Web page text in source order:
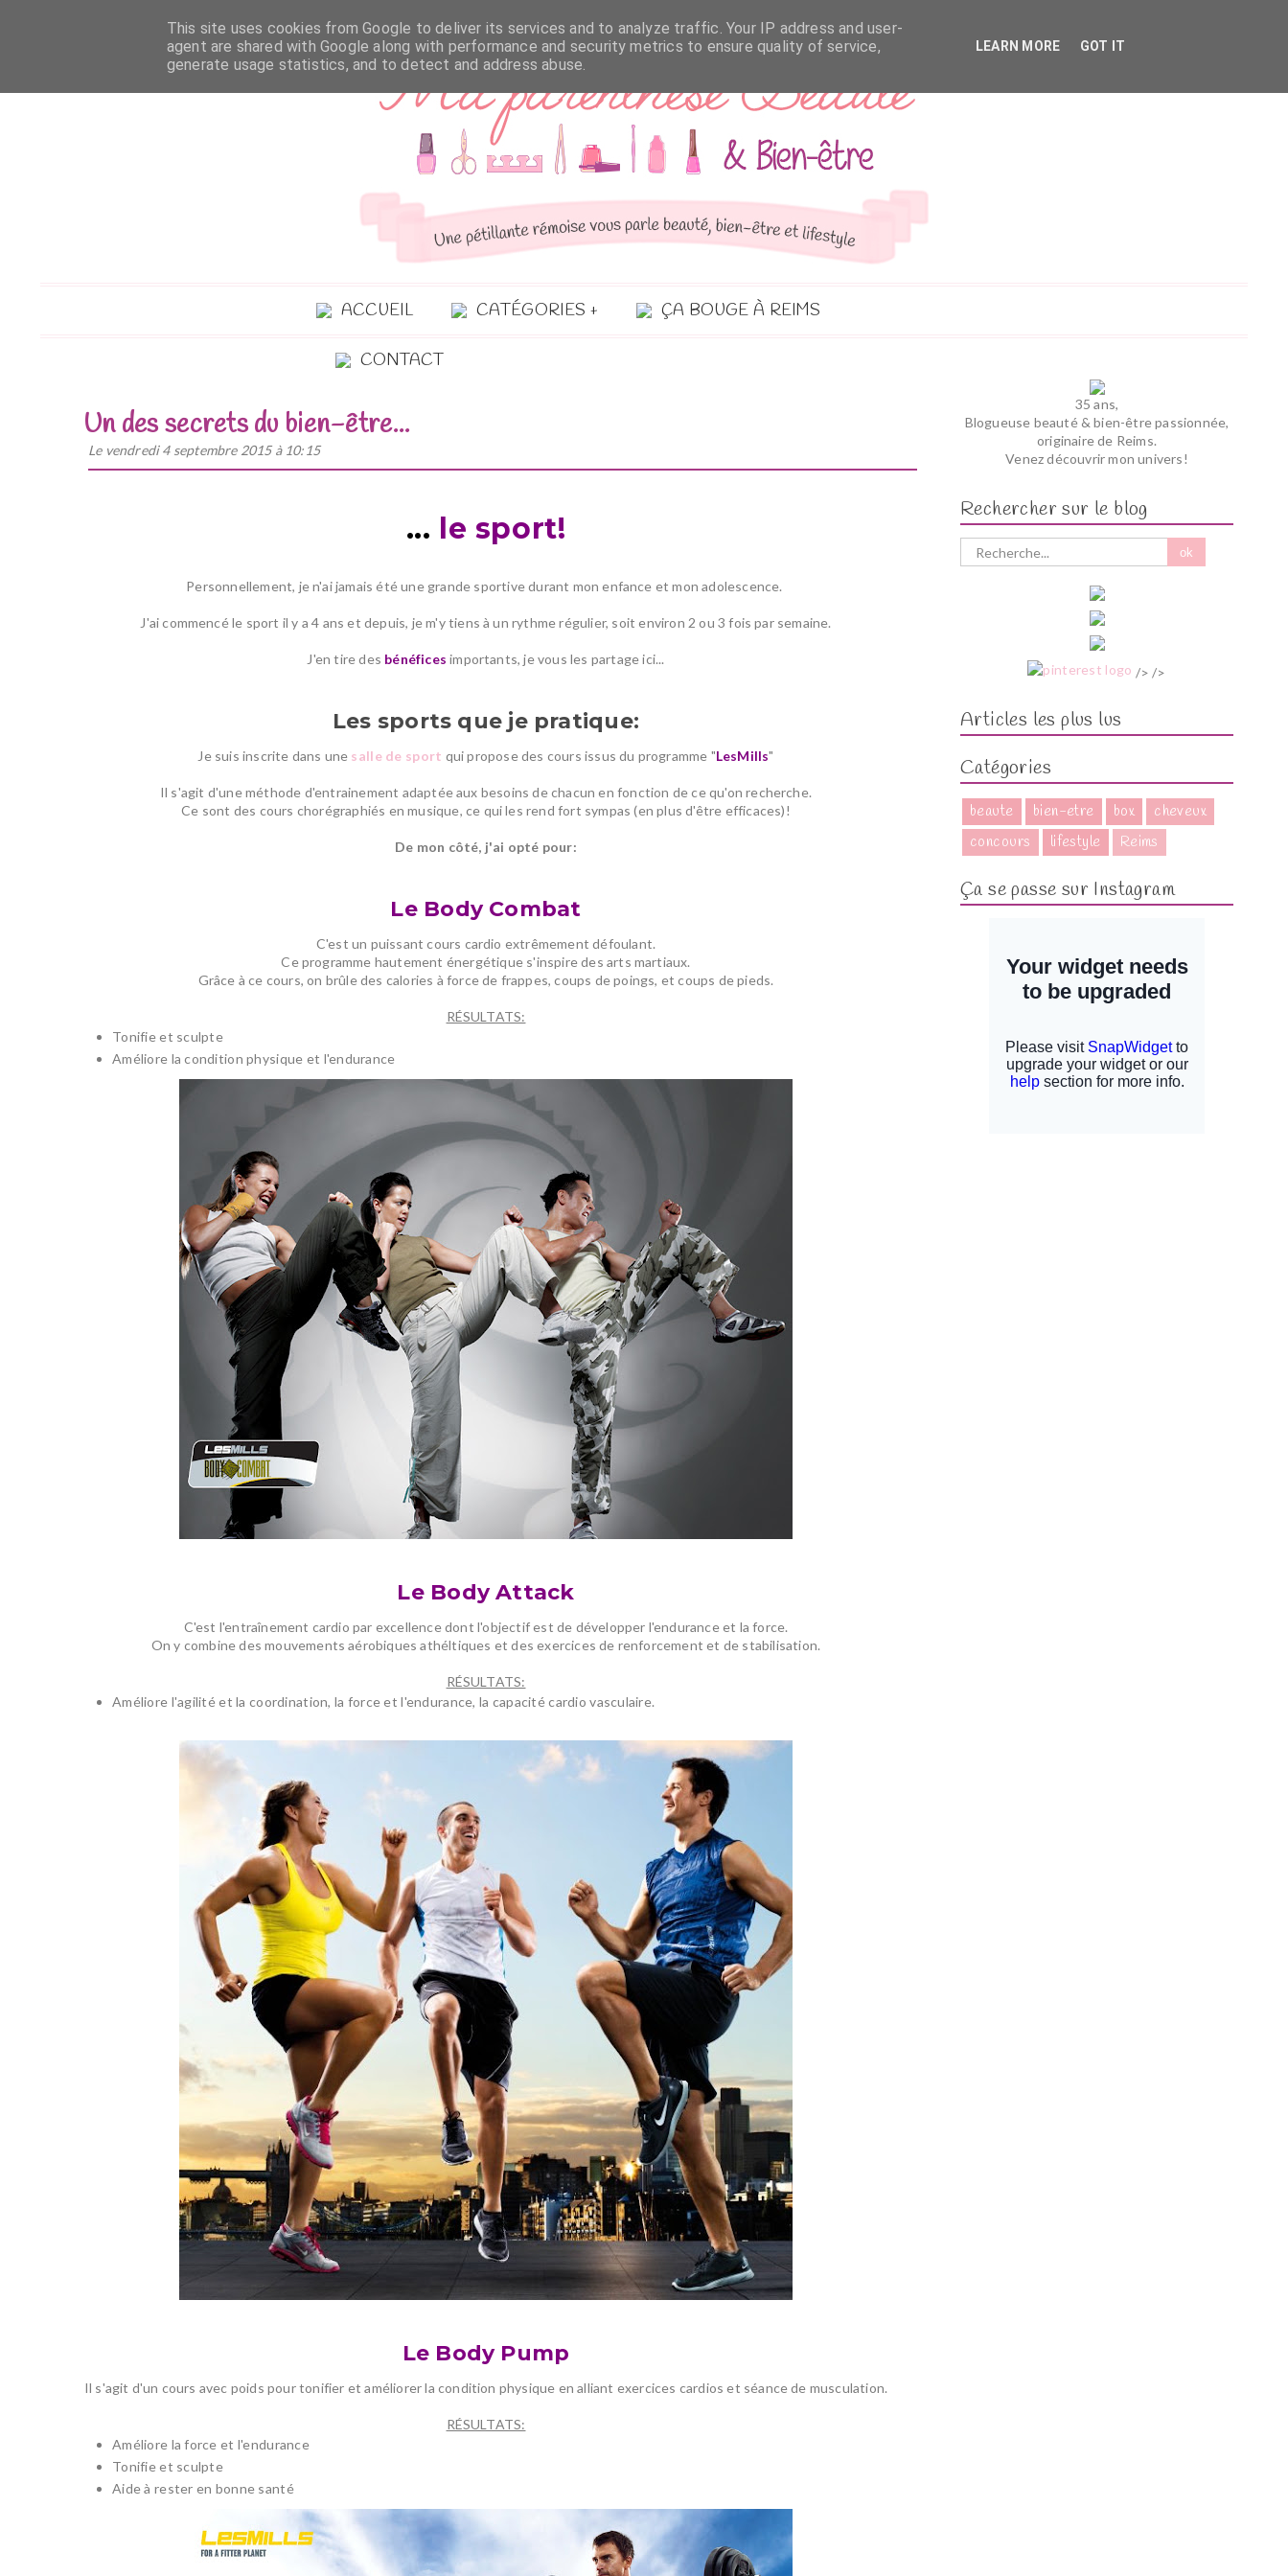
ACCUEIL CATÉGORIES ÇA BOUGE À REIMS
CONTACT
Un des secrets du bien-être...
Le vendredi 4 septembre 2015 à 10:15
... le sport!
Personnellement, je n'ai jamais été une grande sportive durant mon enfance et mon adolescence.
J'ai commencé le sport il y a 4 ans et depuis, je m'y tiens à un rythme régulier, soit environ 2 ou 3 fois par semaine.
J'en tire des bénéfices importants, je vous les partage ici...
Les sports que je pratique:
Je suis inscrite dans une salle de sport qui propose des cours issus du programme "LesMills"
Il s'agit d'une méthode d'entrainement adaptée aux besoins de chacun en fonction de ce qu'on recherche.
Ce sont des cours chorégraphiés en musique, ce qui les rend fort sympas (en plus d'être efficaces)!
De mon côté, j'ai opté pour:
Le Body Combat
C'est un puissant cours cardio extrêmement défoulant.
Ce programme hautement énergétique s'inspire des arts martiaux.
Grâce à ce cours, on brûle des calories à force de frappes, coups de poings, et coups de pieds.
RÉSULTATS:
Tonifie et sculpte
Améliore la condition physique et l'endurance
Le Body Attack
C'est l'entraînement cardio par excellence dont l'objectif est de développer l'endurance et la force.
On y combine des mouvements aérobiques athéltiques et des exercices de renforcement et de stabilisation.
RÉSULTATS:
Améliore l'agilité et la coordination, la force et l'endurance, la capacité cardio vasculaire.
Le Body Pump
Il s'agit d'un cours avec poids pour tonifier et améliorer la condition physique en alliant exercices cardios et séance de musculation.
RÉSULTATS:
Améliore la force et l'endurance
Tonifie et sculpte
Aide à rester en bonne santé
35 ans,
Blogueuse beauté & bien-être passionnée,
originaire de Reims.
Venez découvrir mon univers!
Rechercher sur le blog
/> />
Articles les plus lus
Catégories
beaute bien-etre box
cheveux
concours
lifestyle Reims
Ça se passe sur Instagram
This site uses cookies from Google to deliver its services and to analyze traffic. Your IP address and user-
agent are shared with Google along with performance and security metrics to ensure quality of service,
generate usage statistics, and to detect and address abuse.
LEARN MORE GOT IT